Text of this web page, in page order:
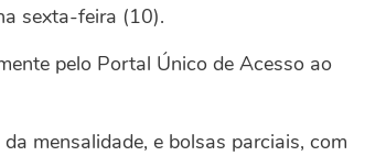
sexta-feira (10).
pelo Portal Único de Acesso ao
mensalidade, e bolsas parciais, com